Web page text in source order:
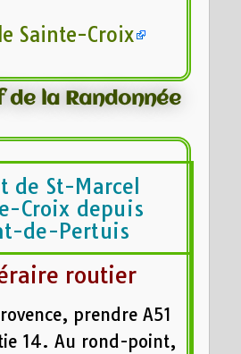
Sainte-Croix
de la Randonnée
de St-Marcel
Croix depuis
de-Pertuis
routier
prendre A51
14. Au rond-point,